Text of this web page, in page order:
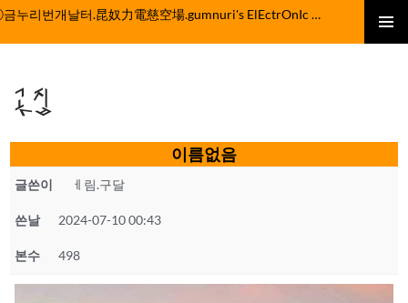
컨
뛰
기
ⓒ금누리번개날터.昆奴力電慈空場.gumnuri's ElEctrOnIc fActOrY
곳집
이름없음
글쓴이 ㅔ림.구달
쓴날 2024-07-10 00:43
본수 498